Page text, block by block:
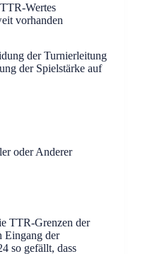
Wertes
vorhanden
der Turnierleitung
der Spielstärke auf
oder Anderer
TTR-Grenzen der
Eingang der
so gefällt, dass